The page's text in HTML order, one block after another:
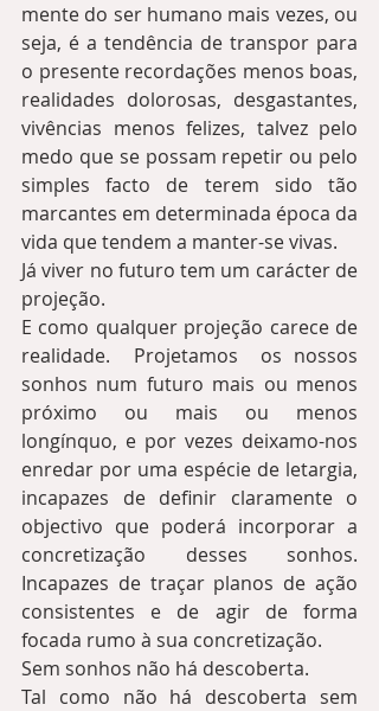
mente do ser humano mais vezes, ou
seja, é a tendência de transpor para
o presente recordações menos boas,
realidades dolorosas, desgastantes,
vivências menos felizes, talvez pelo
medo que se possam repetir ou pelo
simples facto de terem sido tão
marcantes em determinada época da
vida que tendem a manter-se vivas.
Já viver no futuro tem um carácter de
projeção.
E como qualquer projeção carece de
realidade.  Projetamos  os nossos
sonhos num futuro mais ou menos
próximo ou mais ou menos
longínquo, e por vezes deixamo-nos
enredar por uma espécie de letargia,
incapazes de definir claramente o
objectivo que poderá incorporar a
concretização desses sonhos.
Incapazes de traçar planos de ação
consistentes e de agir de forma
focada rumo à sua concretização.
Sem sonhos não há descoberta.
Tal como não há descoberta sem